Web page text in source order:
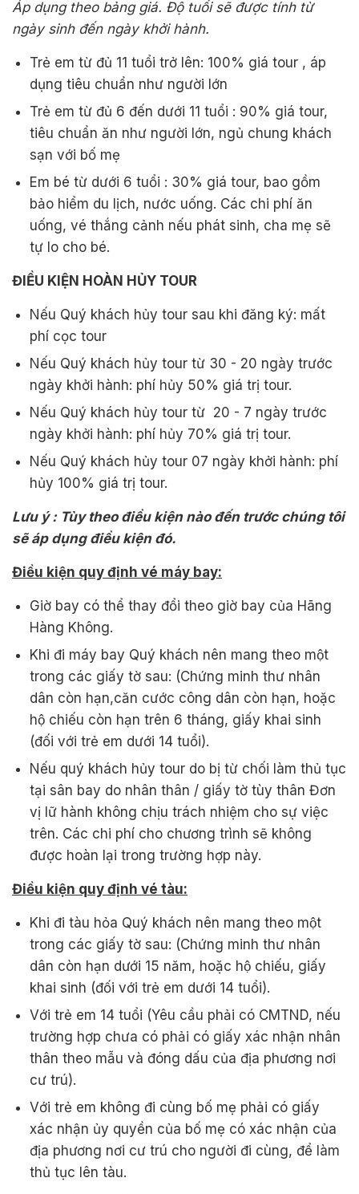
Áp dụng theo bảng giá. Độ tuổi sẽ được tính từ
ngày sinh đến ngày khởi hành.
Trẻ em từ đủ 11 tuổi trở lên: 100% giá tour , áp
dụng tiêu chuẩn như người lớn
Trẻ em từ đủ 6 đến dưới 11 tuổi : 90% giá tour,
tiêu chuẩn ăn như người lớn, ngủ chung khách
sạn với bố mẹ
Em bé từ dưới 6 tuổi : 30% giá tour, bao gồm
bảo hiểm du lịch, nước uống. Các chi phí ăn
uống, vé thắng cảnh nếu phát sinh, cha mẹ sẽ
tự lo cho bé.
ĐIỀU KIỆN HOÀN HỦY TOUR
Nếu Quý khách hủy tour sau khi đăng ký: mất
phí cọc tour
Nếu Quý khách hủy tour từ 30 - 20 ngày trước
ngày khởi hành: phí hủy 50% giá trị tour.
Nếu Quý khách hủy tour từ 20 - 7 ngày trước
ngày khởi hành: phí hủy 70% giá trị tour.
Nếu Quý khách hủy tour 07 ngày khởi hành: phí
hủy 100% giá trị tour.
Lưu ý : Tùy theo điều kiện nào đến trước chúng tôi
sẽ áp dụng điều kiện đó.
Điều kiện quy định vé máy bay:
Giờ bay có thể thay đổi theo giờ bay của Hãng
Hàng Không.
Khi đi máy bay Quý khách nên mang theo một
trong các giấy tờ sau: (Chứng minh thư nhân
dân còn hạn,căn cước công dân còn hạn, hoặc
hộ chiếu còn hạn trên 6 tháng, giấy khai sinh
(đối với trẻ em dưới 14 tuổi).
Nếu quý khách hủy tour do bị từ chối làm thủ tục
tại sân bay do nhân thân / giấy tờ tùy thân Đơn
vị lữ hành không chịu trách nhiệm cho sự việc
trên. Các chi phí cho chương trình sẽ không
được hoàn lại trong trường hợp này.
Điều kiện quy định vé tàu:
Khi đi tàu hỏa Quý khách nên mang theo một
trong các giấy tờ sau: (Chứng minh thư nhân
dân còn hạn dưới 15 năm, hoặc hộ chiếu, giấy
khai sinh (đối với trẻ em dưới 14 tuổi).
Với trẻ em 14 tuổi (Yêu cầu phải có CMTND, nếu
trường hợp chưa có phải có giấy xác nhận nhân
thân theo mẫu và đóng dấu của địa phương nơi
cư trú).
Với trẻ em không đi cùng bố mẹ phải có giấy
xác nhận ủy quyền của bố mẹ có xác nhận của
địa phương nơi cư trú cho người đi cùng, để làm
thủ tục lên tàu.